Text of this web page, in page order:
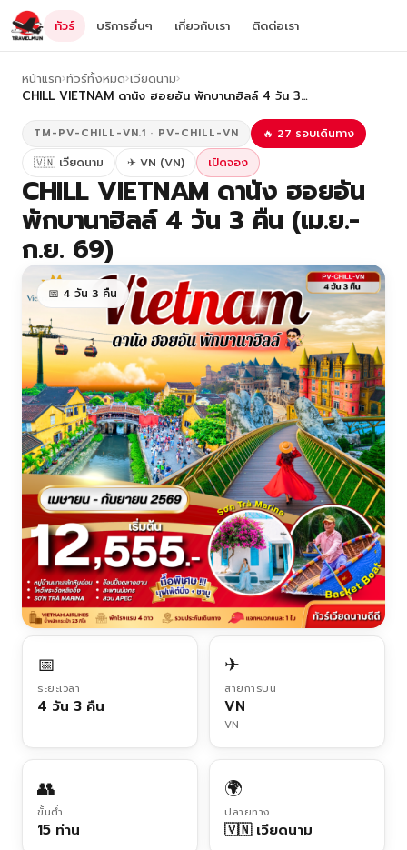
ทัวร์ บริการอื่นๆ เกี่ยวกับเรา ติดต่อเรา
หน้าแรก›ทัวร์ทั้งหมด›เวียดนาม›
CHILL VIETNAM ดานัง ฮอยอัน พักบานาฮิลล์ 4 วัน 3…
TM-PV-CHILL-VN.1 · PV-CHILL-VN
🔥 27 รอบเดินทาง
🇻🇳 เวียดนาม
✈ VN (VN) เปิดจอง
CHILL VIETNAM ดานัง ฮอยอัน
พักบานาฮิลล์ 4 วัน 3 คืน (เม.ย.-
ก.ย. 69)
📅 4 วัน 3 คืน
📅
ระยะเวลา
4 วัน 3 คืน
✈
สายการบิน
VN
VN
👥
ขั้นต่ำ
15 ท่าน
🌍
ปลายทาง
🇻🇳 เวียดนาม